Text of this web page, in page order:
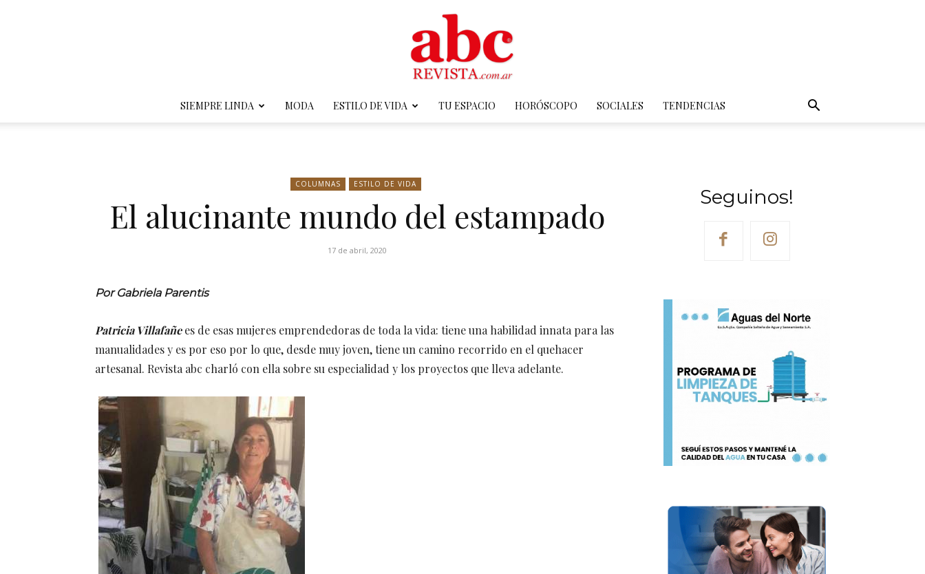
Revista
SIEMPRE LINDA MODA ESTILO DE VIDA TU ESPACIO HORÓSCOPO SOCIALES TENDENCIAS
COLUMNAS ESTILO DE VIDA
El alucinante mundo del estampado
17 de abril, 2020
Por Gabriela Parentis
Patricia Villafañees de esas mujeres emprendedoras de toda la vida: tiene una habilidad innata para las
manualidades y es por eso por lo que, desde muy joven, tiene un camino recorrido en el quehacer
artesanal. Revista abc charló con ella sobre su especialidad y los proyectos que lleva adelante.
Seguinos!